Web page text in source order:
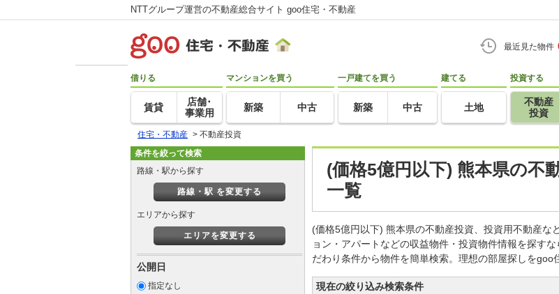
NTTグループ運営の不動産総合サイト goo住宅・不動産
最近見た物件
借りる
賃貸
店舗･
事業用
マンションを買う
新築 中古
一戸建てを買う
新築 中古
建てる
土地
投資する
不動産
投資
住宅・不動産 > 不動産投資
(価格5億円以下) 熊本県の不
一覧
(価格5億円以下) 熊本県の不動産投資、投資用不動産
ョン・アパートなどの収益物件・投資物件情報を探す
だわり条件から物件を簡単検索。理想の部屋探しをgoo
現在の絞り込み検索条件
条件を絞って検索
路線・駅から探す
路線・駅 を変更する
エリアから探す
エリアを変更する
公開日
指定なし